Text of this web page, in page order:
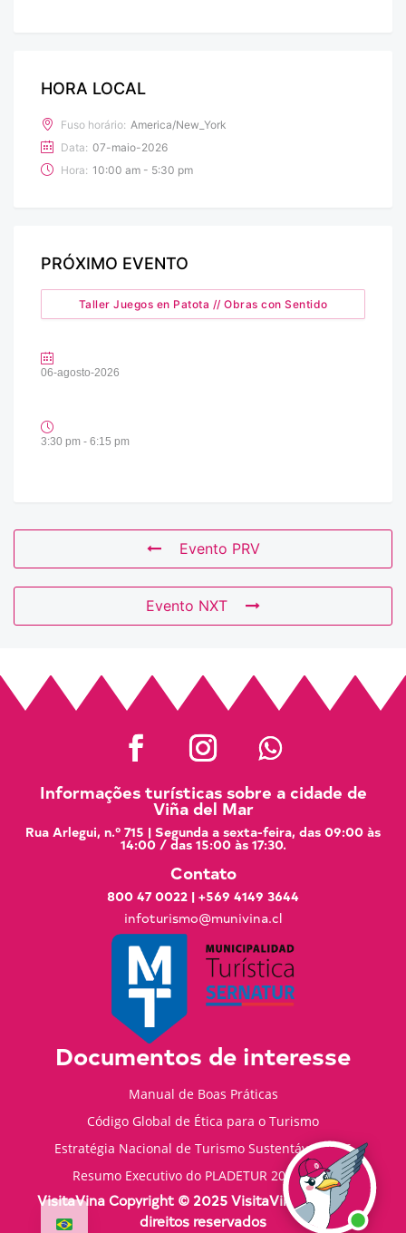
HORA LOCAL
Fuso horário: America/New_York
Data: 07-maio-2026
Hora: 10:00 am - 5:30 pm
PRÓXIMO EVENTO
Taller Juegos en Patota // Obras con Sentido
06-agosto-2026
3:30 pm - 6:15 pm
Evento PRV
Evento NXT
Informações turísticas sobre a cidade de
Viña del Mar
Rua Arlegui, n.º 715 | Segunda a sexta-feira, das 09:00 às
14:00 / das 15:00 às 17:30.
Contato
800 47 0022 | +569 4149 3644
infoturismo@munivina.cl
Documentos de interesse
Manual de Boas Práticas
Código Global de Ética para o Turismo
Estratégia Nacional de Turismo Sustentável 2035
Resumo Executivo do PLADETUR 2025-2023
VisitaVina Copyright © 2025 VisitaVina - Todos os
direitos reservados